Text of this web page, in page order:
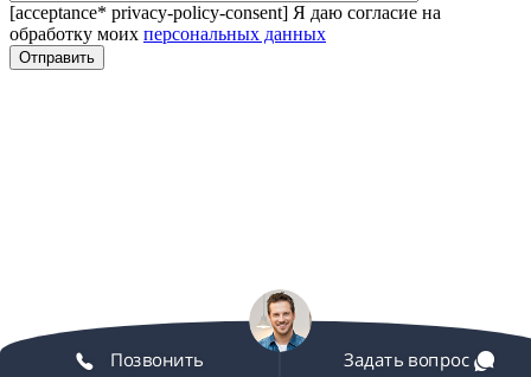
[acceptance* privacy-policy-consent] Я даю согласие на
обработку моих персональных данных
Позвонить Задать вопрос